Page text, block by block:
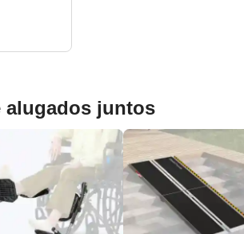
alugados juntos